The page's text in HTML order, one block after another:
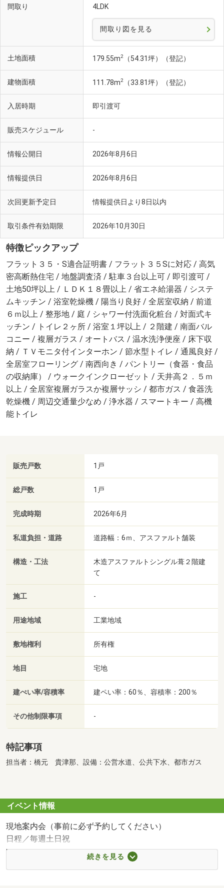
間取り 4LDK
間取り図を見る
土地面積 179.55m2 （54.31坪）（登記）
建物面積 111.78m2 （33.81坪）（登記）
入居時期 即引渡可
販売スケジュール -
情報公開日 2026年8月6日
情報提供日 2026年8月6日
次回更新予定日 情報提供日より8日以内
取引条件有効期限 2026年10月30日
特徴ピックアップ
フラット３５・S適合証明書 / フラット３５Sに対応 / 高気
密高断熱住宅 / 地盤調査済 / 駐車３台以上可 / 即引渡可 /
土地50坪以上 / ＬＤＫ１８畳以上 / 省エネ給湯器 / システ
ムキッチン / 浴室乾燥機 / 陽当り良好 / 全居室収納 / 前道
６ｍ以上 / 整形地 / 庭 / シャワー付洗面化粧台 / 対面式キ
ッチン / トイレ２ヶ所 / 浴室１坪以上 / ２階建 / 南面バル
コニー / 複層ガラス / オートバス / 温水洗浄便座 / 床下収
納 / ＴＶモニタ付インターホン / 節水型トイレ / 通風良好 /
全居室フローリング / 南西向き / パントリー（食器・食品
の収納庫） / ウォークインクローゼット / 天井高２．５ｍ
以上 / 全居室複層ガラスか複層サッシ / 都市ガス / 食器洗
乾燥機 / 周辺交通量少なめ / 浄水器 / スマートキー / 高機
能トイレ
販売戸数 1戸
総戸数 1戸
完成時期 2026年6月
私道負担・道路 道路幅：6ｍ、アスファルト舗装
構造・工法
木造アスファルトシングル葺２階建
て
施工 -
用途地域 工業地域
敷地権利 所有権
地目 宅地
建ぺい率/容積率 建ペい率：60％、容積率：200％
その他制限事項 -
特記事項
担当者：橋元 貴津那、設備：公営水道、公共下水、都市ガス
イベント情報
現地案内会（事前に必ず予約してください）
日程／毎週土日祝
時間／10:00～17:00
続きを見る